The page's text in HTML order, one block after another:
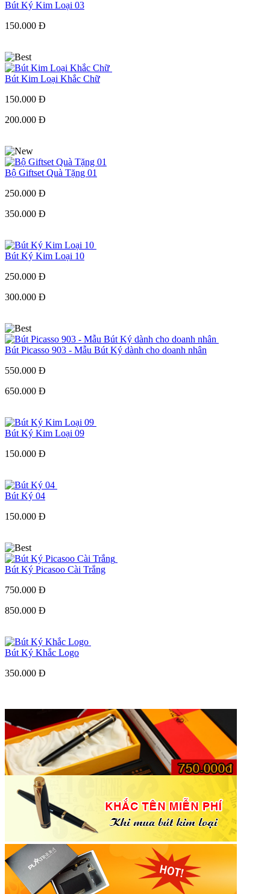
Bút Ký Kim Loại 03
150.000 Đ
Bút Kim Loại Khắc Chữ
150.000 Đ
200.000 Đ
Bộ Giftset Quà Tặng 01
250.000 Đ
350.000 Đ
Bút Ký Kim Loại 10
250.000 Đ
300.000 Đ
Bút Picasso 903 - Mẫu Bút Ký dành cho doanh nhân
550.000 Đ
650.000 Đ
Bút Ký Kim Loại 09
150.000 Đ
Bút Ký 04
150.000 Đ
Bút Ký Picasoo Cài Trắng
750.000 Đ
850.000 Đ
Bút Ký Khắc Logo
350.000 Đ